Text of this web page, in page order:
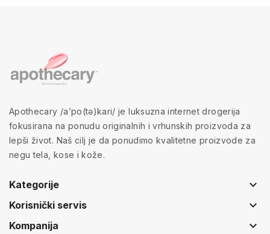
Apothecary /a’po(tə)kari/ je luksuzna internet drogerija
fokusirana na ponudu originalnih i vrhunskih proizvoda za
lepši život. Naš cilj je da ponudimo kvalitetne proizvode za
negu tela, kose i kože.
Kategorije keyboard_arrow_down
Korisnički servis keyboard_arrow_down
Kompanija keyboard_arrow_down